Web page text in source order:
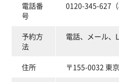
電話番
号
0120-345-627（
予約方
法
電話、メール、
住所 〒155-0032 東